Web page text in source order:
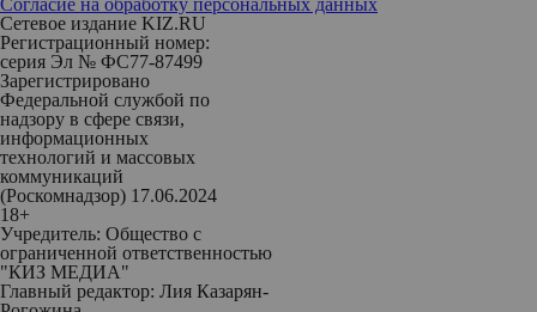
Сетевое издание KIZ.RU
Регистрационный номер:
серия Эл № ФС77-87499
Зарегистрировано
Федеральной службой по
надзору в сфере связи,
информационных
технологий и массовых
коммуникаций
(Роскомнадзор) 17.06.2024
18+
Учредитель: Общество с
ограниченной ответственностью
"КИЗ МЕДИА"
Главный редактор: Лия Казарян-